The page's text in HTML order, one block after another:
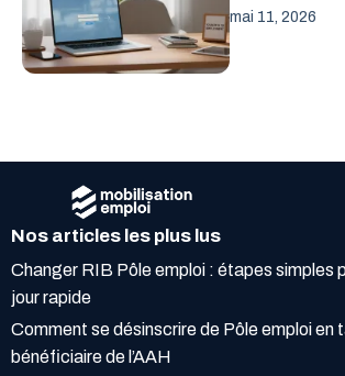
mai 11, 2026
Nos articles les plus lus
Changer RIB Pôle emploi : étapes simples
jour rapide
Comment se désinscrire de Pôle emploi en
bénéficiaire de l’AAH